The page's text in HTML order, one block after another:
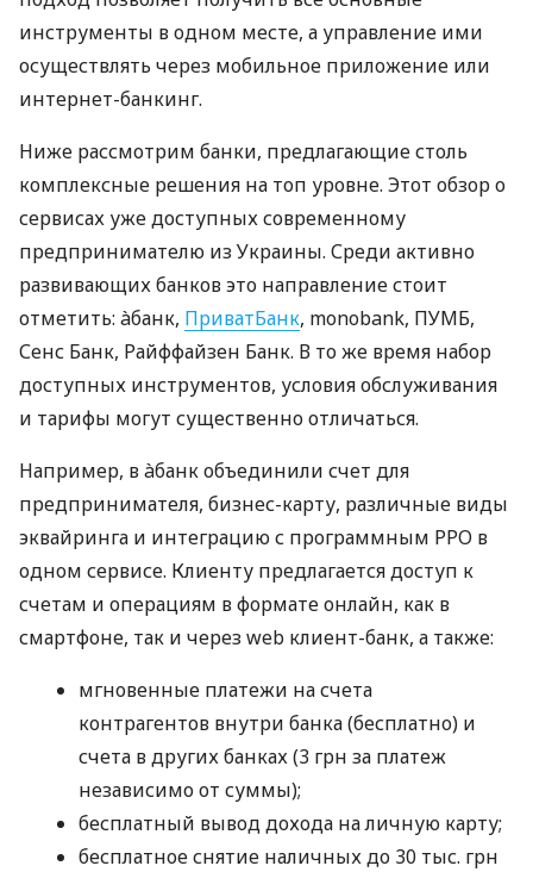
инструменты в одном месте, а управление ими
осуществлять через мобильное приложение или
интернет-банкинг.
Ниже рассмотрим банки, предлагающие столь
комплексные решения на топ уровне. Этот обзор о
сервисах уже доступных современному
предпринимателю из Украины. Среди активно
развивающих банков это направление стоит
отметить: àбанк, ПриватБанк, monobank, ПУМБ,
Сенс Банк, Райффайзен Банк. В то же время набор
доступных инструментов, условия обслуживания
и тарифы могут существенно отличаться.
Например, в àбанк объединили счет для
предпринимателя, бизнес-карту, различные виды
эквайринга и интеграцию с программным РРО в
одном сервисе. Клиенту предлагается доступ к
счетам и операциям в формате онлайн, как в
смартфоне, так и через web клиент-банк, а также:
мгновенные платежи на счета
контрагентов внутри банка (бесплатно) и
счета в других банках (3 грн за платеж
независимо от суммы);
бесплатный вывод дохода на личную карту;
бесплатное снятие наличных до 30 тыс. грн